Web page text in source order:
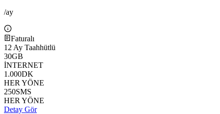
/ay
Faturalı
12 Ay Taahhütlü
30GB
İNTERNET
1.000DK
HER YÖNE
250SMS
HER YÖNE
Detay Gör